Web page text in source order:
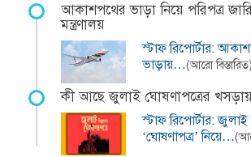
আকাশপথের ভাড়া নিয়ে পরিপত্র
মন্ত্রণালয়
স্টাফ রিপোর্টার:
ভাড়ায়…(আরো বিস্তারিত)
কী আছে জুলাই ঘোষণাপত্রের
স্টাফ রিপোর্টার: জুলাই
‘ঘোষণাপত্র’ নিয়ে…